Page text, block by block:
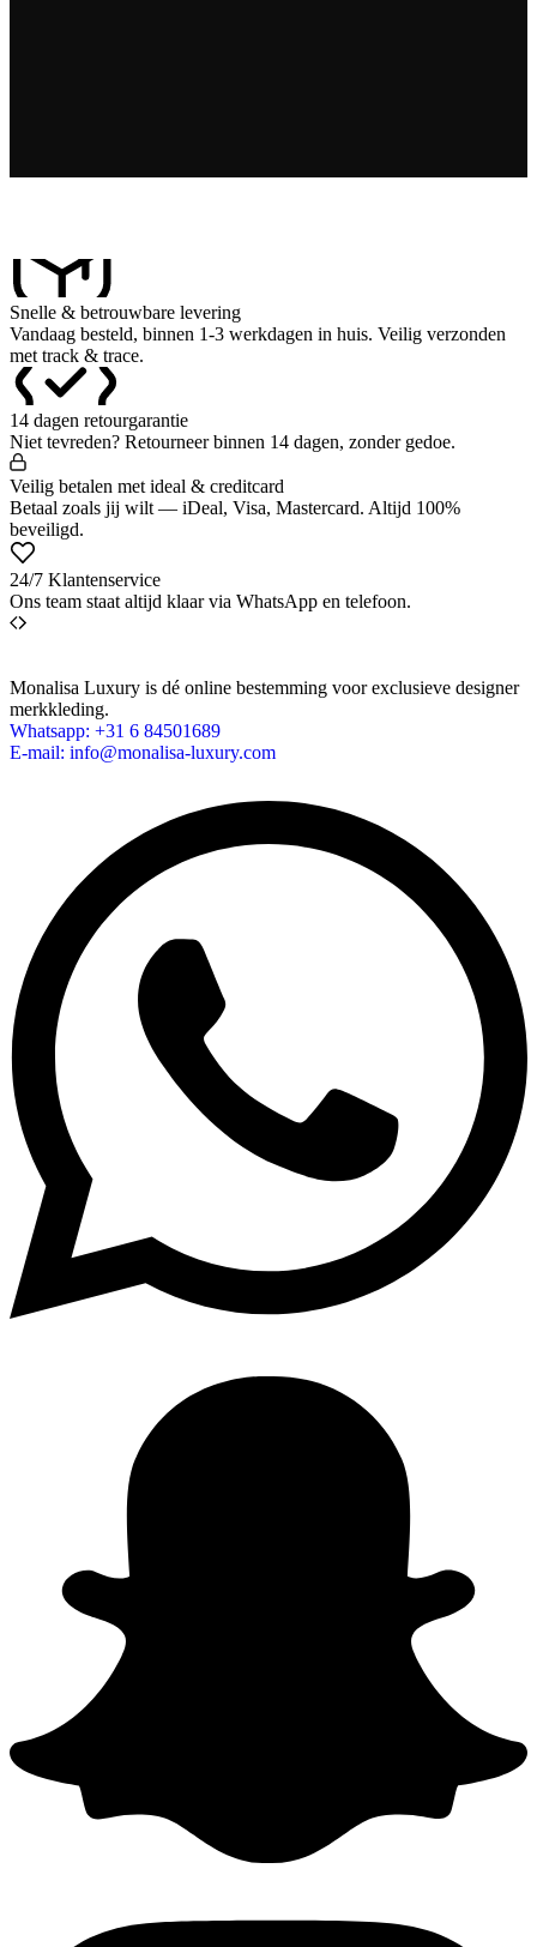
Snelle & betrouwbare levering
Vandaag besteld, binnen 1-3 werkdagen in huis. Veilig verzonden
met track & trace.
14 dagen retourgarantie
Niet tevreden? Retourneer binnen 14 dagen, zonder gedoe.
Veilig betalen met ideal & creditcard
Betaal zoals jij wilt — iDeal, Visa, Mastercard. Altijd 100%
beveiligd.
24/7 Klantenservice
Ons team staat altijd klaar via WhatsApp en telefoon.
Monalisa Luxury is dé online bestemming voor exclusieve designer
merkkleding.
Whatsapp: +31 6 84501689
E-mail: info@monalisa-luxury.com